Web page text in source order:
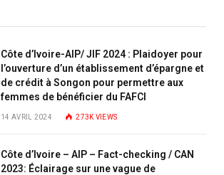
Côte d’Ivoire-AIP/ JIF 2024 : Plaidoyer pour
l’ouverture d’un établissement d’épargne et
de crédit à Songon pour permettre aux
femmes de bénéficier du FAFCI
14 AVRIL 2024 273K VIEWS
Côte d’Ivoire – AIP – Fact-checking / CAN
2023: Éclairage sur une vague de